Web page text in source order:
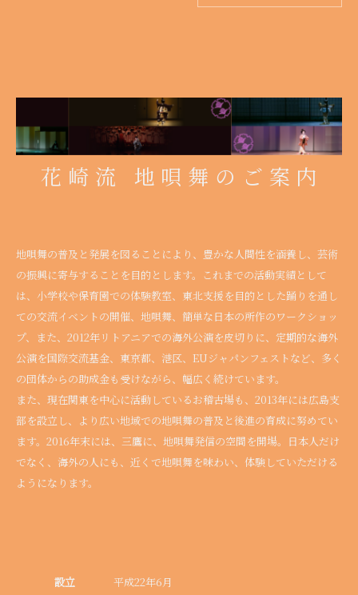
花崎流 地唄舞のご案内
地唄舞の普及と発展を図ることにより、豊かな人間性を涵養し、芸術
の振興に寄与することを目的とします。これまでの活動実績として
は、小学校や保育園での体験教室、東北支援を目的とした踊りを通し
ての交流イベントの開催、地唄舞、簡単な日本の所作のワークショッ
プ、また、2012年リトアニアでの海外公演を皮切りに、定期的な海外
公演を国際交流基金、東京都、港区、EUジャパンフェストなど、多く
の団体からの助成金も受けながら、幅広く続けています。
また、現在関東を中心に活動しているお稽古場も、2013年には広島支
部を設立し、より広い地域での地唄舞の普及と後進の育成に努めてい
ます。2016年末には、三鷹に、地唄舞発信の空間を開場。日本人だけ
でなく、海外の人にも、近くで地唄舞を味わい、体験していただける
ようになります。
設立 平成22年6月